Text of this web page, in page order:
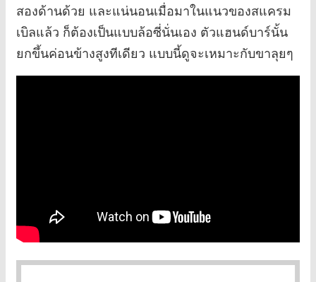
สองด้านด้วย และแน่นอนเมื่อมาในแนวของสแครม
เบิลแล้ว ก็ต้องเป็นแบบล้อซี่นั่นเอง ตัวแฮนด์บาร์นั้น
ยกขึ้นค่อนข้างสูงทีเดียว แบบนี้ดูจะเหมาะกับขาลุยๆ